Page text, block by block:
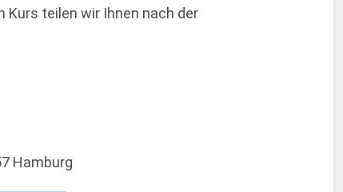
Kurs teilen wir Ihnen nach der
Hamburg